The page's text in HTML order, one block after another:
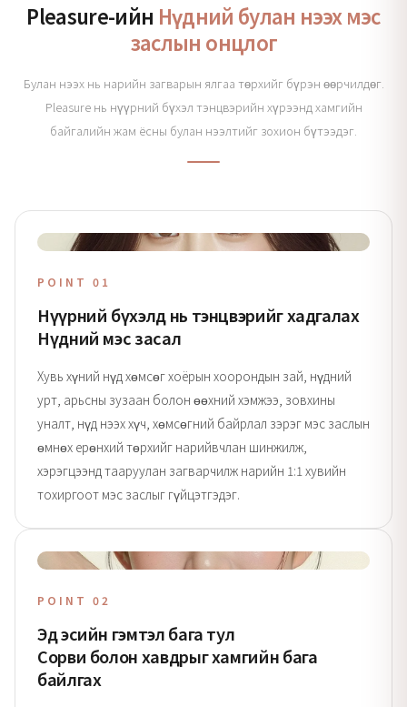
Pleasure-ийн Нүдний булан нээх мэс
заслын онцлог
Булан нээх нь нарийн загварын ялгаа төрхийг бүрэн өөрчилдөг.
Pleasure нь нүүрний бүхэл тэнцвэрийн хүрээнд хамгийн
байгалийн жам ёсны булан нээлтийг зохион бүтээдэг.
POINT 01
Нүүрний бүхэлд нь тэнцвэрийг хадгалах
Нүдний мэс засал
Хувь хүний нүд хөмсөг хоёрын хоорондын зай, нүдний
урт, арьсны зузаан болон өөхний хэмжээ, зовхины
уналт, нүд нээх хүч, хөмсөгний байрлал зэрэг мэс заслын
өмнөх ерөнхий төрхийг нарийвчлан шинжилж,
хэрэгцээнд тааруулан загварчилж нарийн 1:1 хувийн
тохиргоот мэс заслыг гүйцэтгэдэг.
POINT 02
Эд эсийн гэмтэл бага тул
Сорви болон хавдрыг хамгийн бага
байлгах